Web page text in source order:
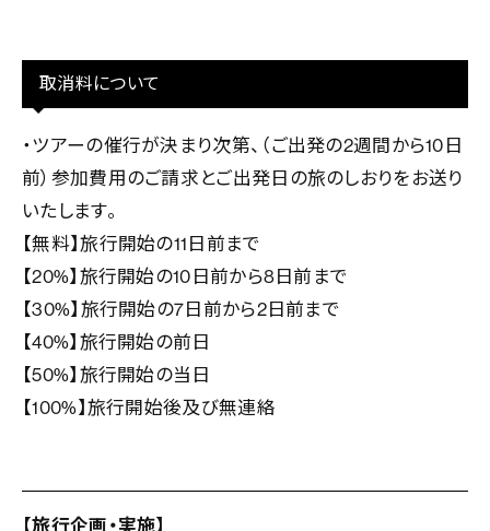
取消料について
・ツアーの催行が決まり次第、（ご出発の2週間から10日
前）参加費用のご請求とご出発日の旅のしおりをお送り
いたします。
【無料】旅行開始の11日前まで
【20%】旅行開始の10日前から8日前まで
【30%】旅行開始の7日前から2日前まで
【40%】旅行開始の前日
【50%】旅行開始の当日
【100%】旅行開始後及び無連絡
【旅行企画・実施】